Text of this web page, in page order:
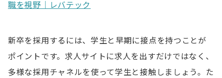
職を視野｜レバテック
新卒を採用するには、学生と早期に接点を持つことが
ポイントです。求人サイトに求人を出すだけではなく、
多様な採用チャネルを使って学生と接触しましょう。た